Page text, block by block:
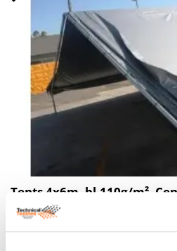
Tents 4x6m, bl.110g/m².
par gab. Bezmaksas